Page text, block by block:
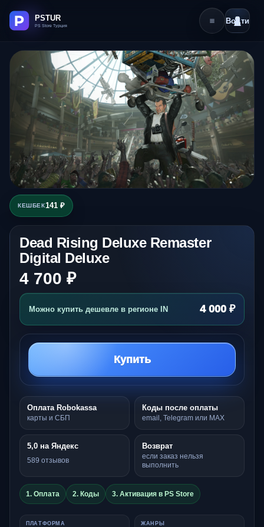
Войти
КЕШБЕК141 ₽
Dead Rising Deluxe Remaster
Digital Deluxe
4 700 ₽
Можно купить дешевле в регионе IN 4 000 ₽
Купить
Оплата Robokassa
карты и СБП
Коды после оплаты
email, Telegram или MAX
5,0 на Яндекс
589 отзывов
Возврат
если заказ нельзя
выполнить
1. Оплата 2. Коды 3. Активация в PS Store
ПЛАТФОРМА ЖАНРЫ